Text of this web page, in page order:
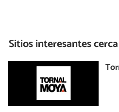
Sitios interesantes